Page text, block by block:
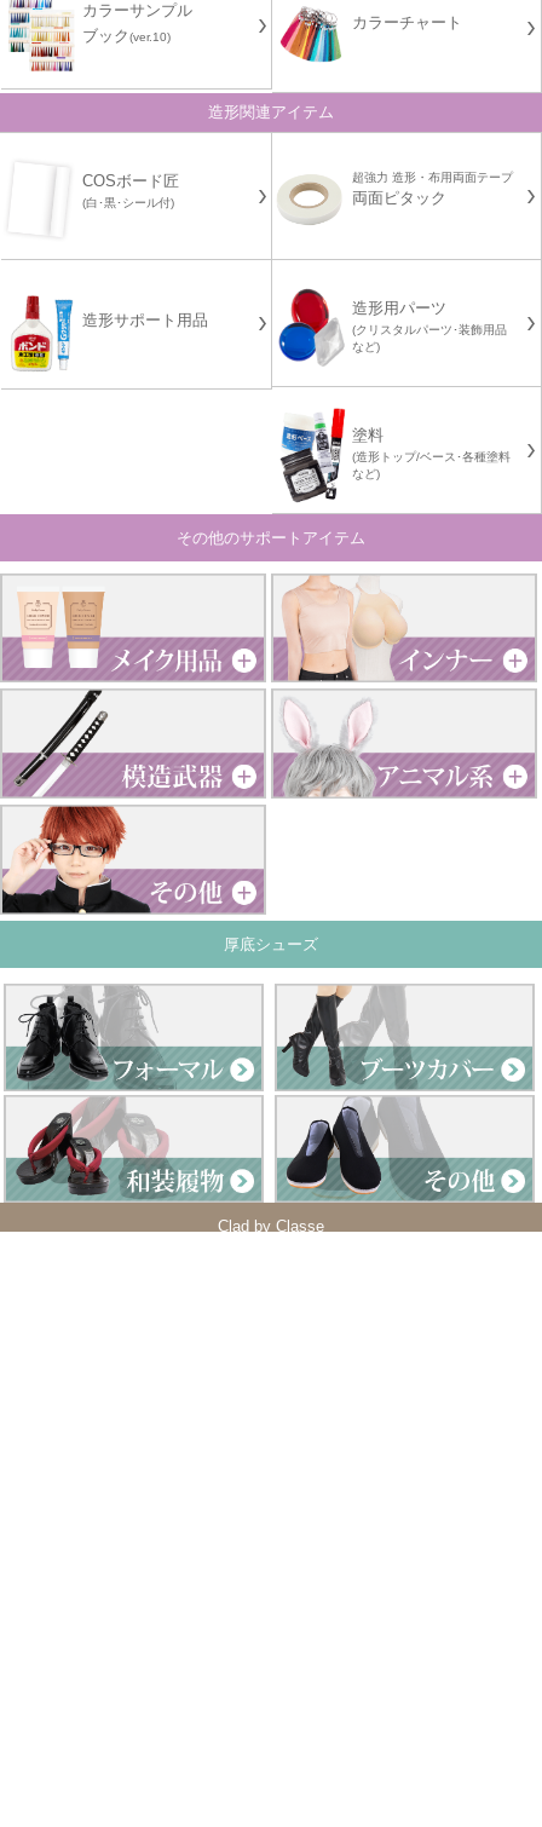
カラーサンプル
ブック(ver.10)
カラーチャート
造形関連アイテム
COSボード匠
(白･黒･シール付)
超強力 造形・布用両面テープ
両面ピタック
造形サポート用品
造形用パーツ
(クリスタルパーツ･装飾用品
など)
塗料
(造形トップ/ベース･各種塗料
など)
その他のサポートアイテム
厚底シューズ
Clad by Classe